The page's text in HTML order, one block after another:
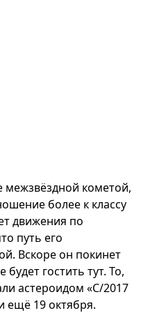
кометой,
более к классу
движения по
путь его
Вскоре он покинет
гостить тут. То,
астероидом «C/2017
ещё 19 октября.